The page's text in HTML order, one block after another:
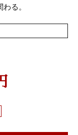
る。